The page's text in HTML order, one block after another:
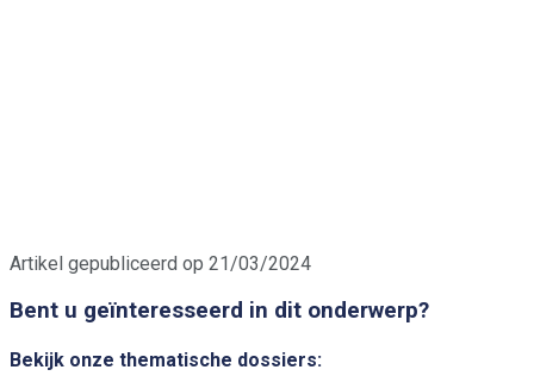
Artikel gepubliceerd op 21/03/2024
Bent u geïnteresseerd in dit onderwerp?
Bekijk onze thematische dossiers: